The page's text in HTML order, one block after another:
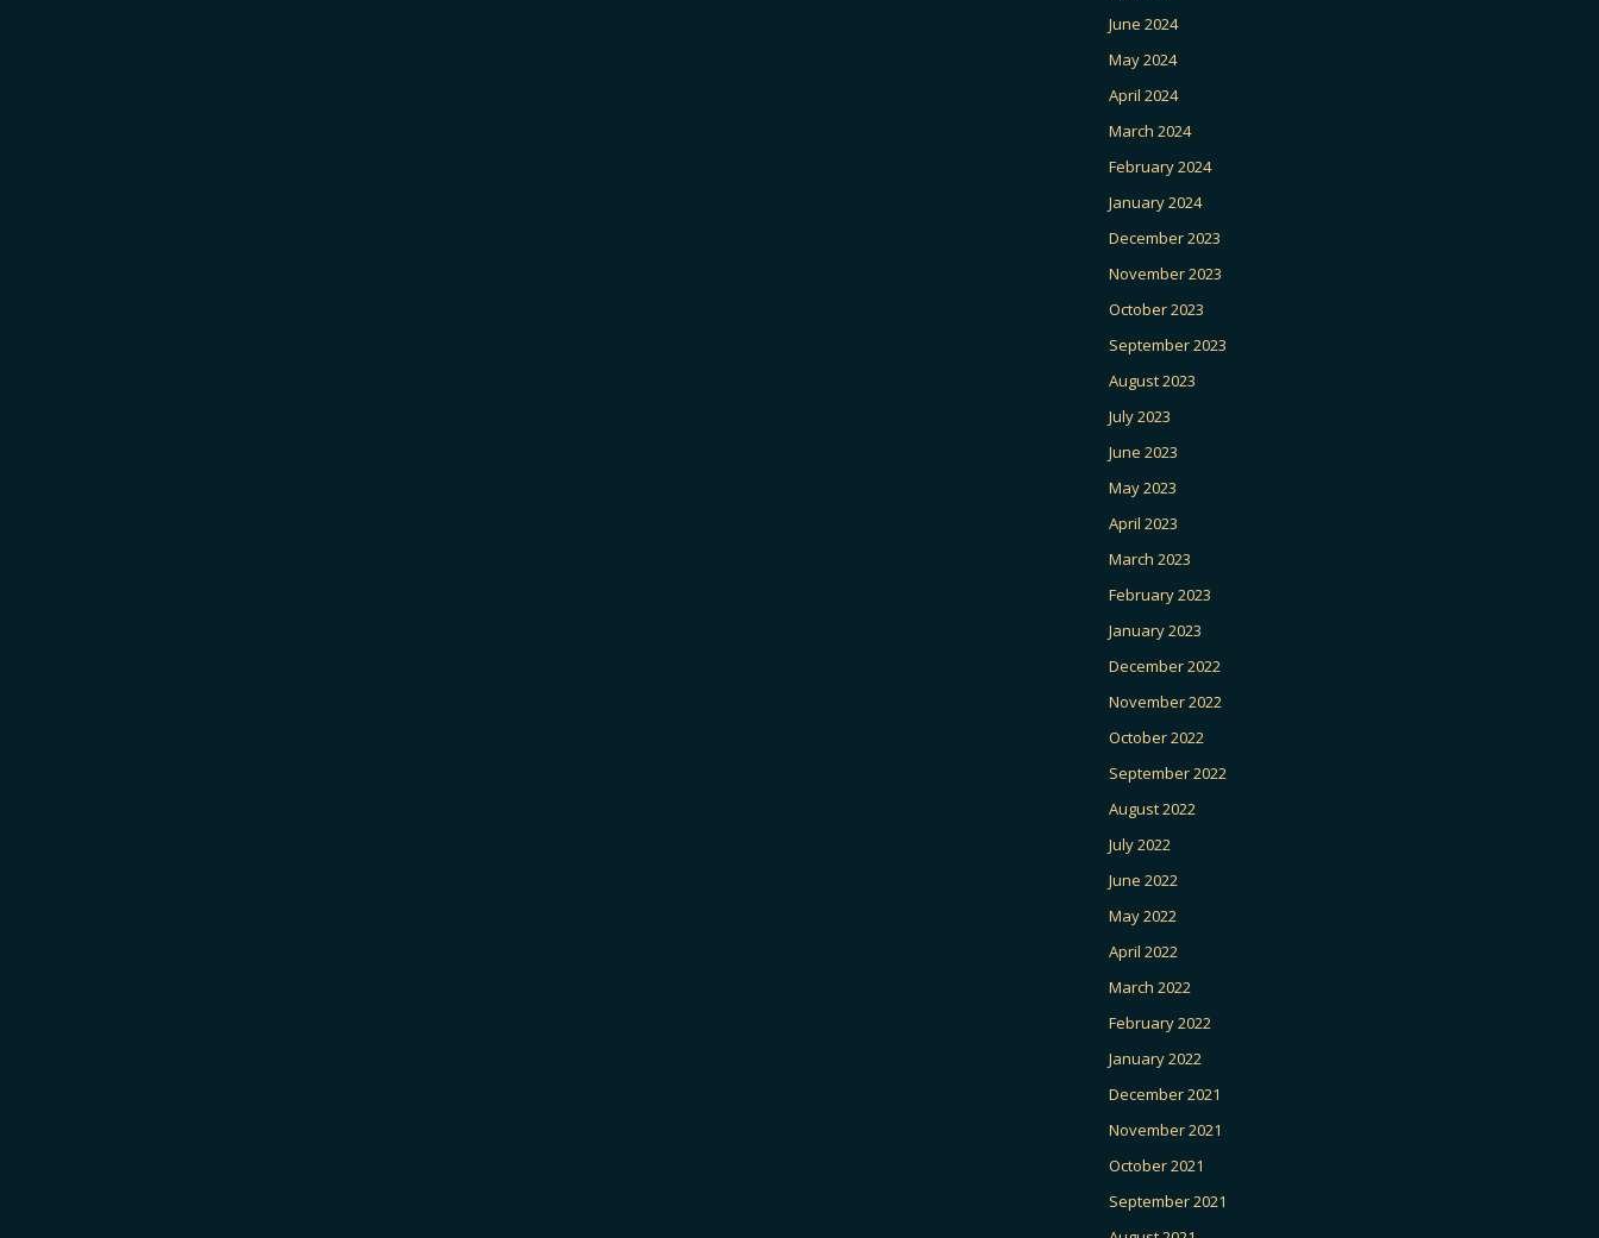
June 2024
May 2024
April 2024
March 2024
February 2024
January 2024
December 2023
November 2023
October 2023
September 2023
August 2023
July 2023
June 2023
May 2023
April 2023
March 2023
February 2023
January 2023
December 2022
November 2022
October 2022
September 2022
August 2022
July 2022
June 2022
May 2022
April 2022
March 2022
February 2022
January 2022
December 2021
November 2021
October 2021
September 2021